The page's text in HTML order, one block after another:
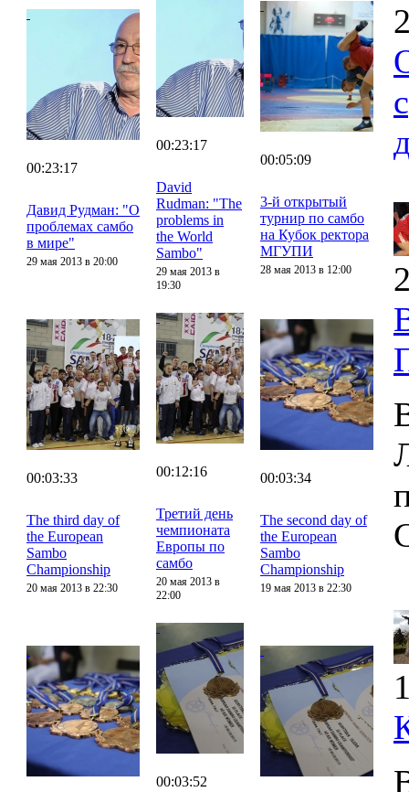
00:23:17
Давид Рудман: "О
проблемах самбо
в мире"
29 мая 2013 в 20:00
00:23:17
David
Rudman: "The
problems in
the World
Sambo"
29 мая 2013 в
19:30
00:05:09
3-й открытый
турнир по самбо
на Кубок ректора
МГУПИ
28 мая 2013 в 12:00
00:03:33
The third day of
the European
Sambo
Championship
20 мая 2013 в 22:30
00:12:16
Третий день
чемпионата
Европы по
самбо
20 мая 2013 в
22:00
00:03:34
The second day of
the European
Sambo
Championship
19 мая 2013 в 22:30
00:03:52